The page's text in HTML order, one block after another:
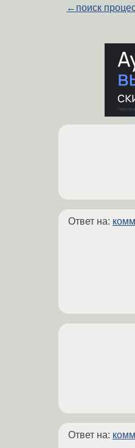
← поиск
Ответ на:
Ответ на: